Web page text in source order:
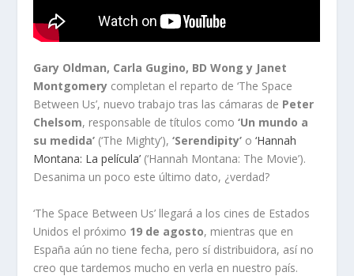
Gary Oldman, Carla Gugino, BD Wong y Janet
Montgomery completan el reparto de ‘The Space
Between Us’, nuevo trabajo tras las cámaras de Peter
Chelsom, responsable de títulos como‘Un mundo a
su medida’ (‘The Mighty’),‘Serendipity’ o‘Hannah
Montana: La película’ (‘Hannah Montana: The Movie’).
Desanima un poco este último dato, ¿verdad?
‘The Space Between Us’ llegará a los cines de Estados
Unidos el próximo 19 de agosto, mientras que en
España aún no tiene fecha, pero sí distribuidora, así no
creo que tardemos mucho en verla en nuestro país.